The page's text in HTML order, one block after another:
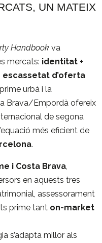
UN MATEIX
Handbook va
mercats: identitat +
escassetat d’oferta
prime urbà i la
Brava/Empordà ofereix
de segona
més eficient de
.
i Costa Brava,
en aquests tres
assessorament
prime tant on-market
s’adapta millor als